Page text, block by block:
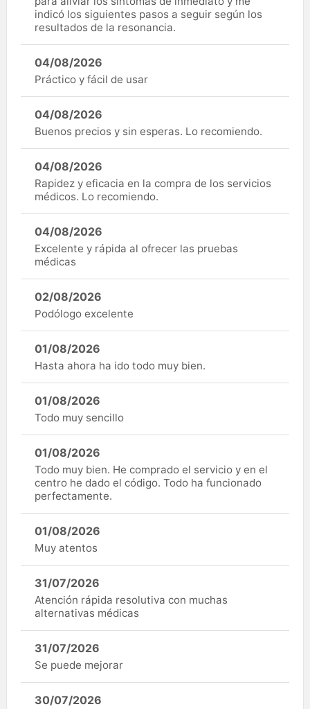
indicó los siguientes pasos a seguir según los
resultados de la resonancia.
04/08/2026
Práctico y fácil de usar
04/08/2026
Buenos precios y sin esperas. Lo recomiendo.
04/08/2026
Rapidez y eficacia en la compra de los servicios
médicos. Lo recomiendo.
04/08/2026
Excelente y rápida al ofrecer las pruebas
médicas
02/08/2026
Podólogo excelente
01/08/2026
Hasta ahora ha ido todo muy bien.
01/08/2026
Todo muy sencillo
01/08/2026
Todo muy bien. He comprado el servicio y en el
centro he dado el código. Todo ha funcionado
perfectamente.
01/08/2026
Muy atentos
31/07/2026
Atención rápida resolutiva con muchas
alternativas médicas
31/07/2026
Se puede mejorar
30/07/2026